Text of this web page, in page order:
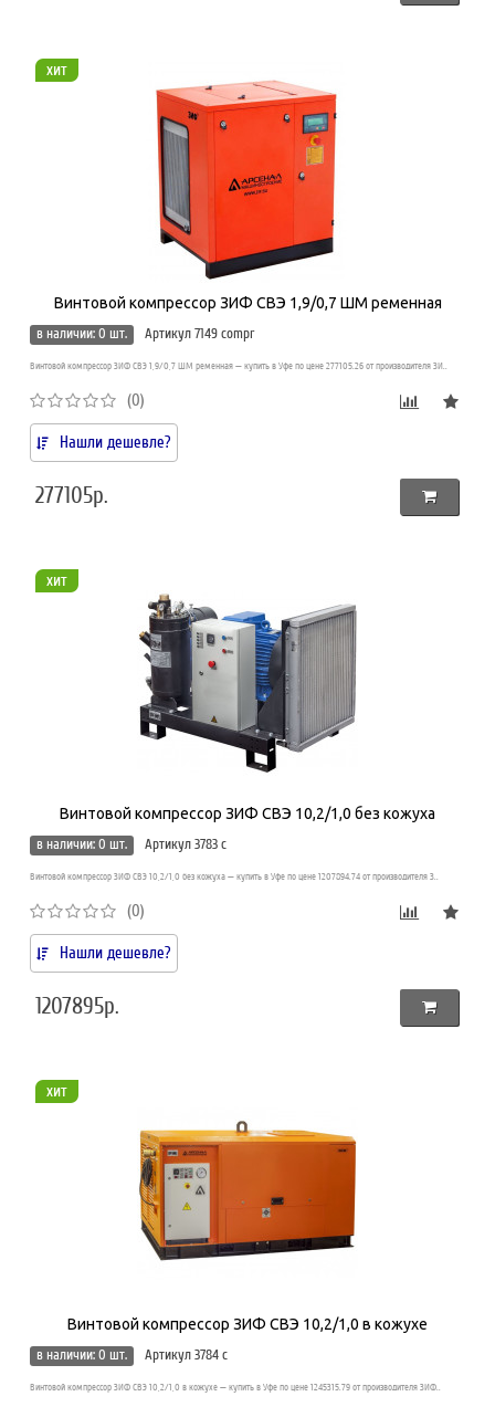
хит
Винтовой компрессор ЗИФ СВЭ 1,9/0,7 ШМ ременная
в наличии: 0 шт.
Артикул 7149 compr
Винтовой компрессор ЗИФ СВЭ 1,9/0,7 ШМ ременная — купить в Уфе по цене 277105.26 от производителя ЗИ..
(0)
Нашли дешевле?
277105р.
хит
Винтовой компрессор ЗИФ СВЭ 10,2/1,0 без кожуха
в наличии: 0 шт.
Артикул 3783 c
Винтовой компрессор ЗИФ СВЭ 10,2/1,0 без кожуха — купить в Уфе по цене 1207894.74 от производителя З..
(0)
Нашли дешевле?
1207895р.
хит
Винтовой компрессор ЗИФ СВЭ 10,2/1,0 в кожухе
в наличии: 0 шт.
Артикул 3784 c
Винтовой компрессор ЗИФ СВЭ 10,2/1,0 в кожухе — купить в Уфе по цене 1245315.79 от производителя ЗИФ..